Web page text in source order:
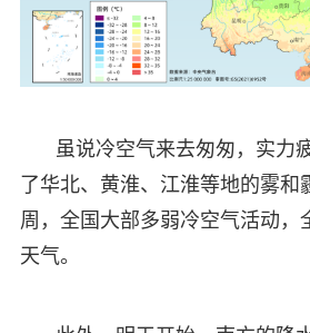
虽说冷空气来去匆匆，实力
了华北、黄淮、江淮等地的雾和
周，全国大部多弱冷空气活动，
天气。